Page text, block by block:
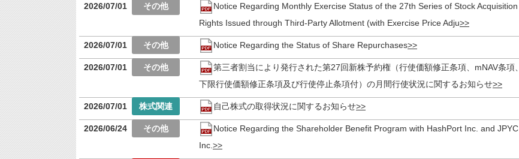
2026/07/01
Notice Regarding Monthly Exercise Status of the 27th Series of Stock Acquisition
Rights Issued through Third-Party Allotment (with Exercise Price Adju
2026/07/01 Notice Regarding the Status of Share Repurchases
2026/07/01
第三者割当により発行された第27回新株予約権（行使価額修正条項、mNAV条項、
下限行使価額修正条項及び行使停止条項付）の月間行使状況に関するお知らせ
2026/07/01 自己株式の取得状況に関するお知らせ
2026/06/24
Notice Regarding the Shareholder Benefit Program with HashPort Inc. and JPYC
Inc.